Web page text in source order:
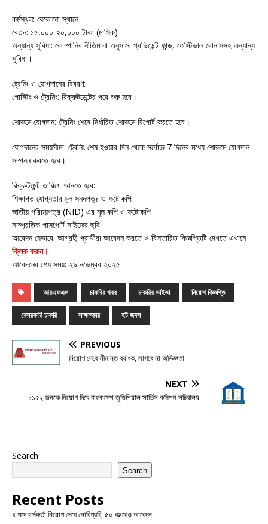
কর্মস্থল: যেকোনো স্থানে
বেতন: ১৫,০০০-২০,০০০ টাকা (মাসিক)
অন্যান্য সুবিধা: কোম্পানির নীতিমালা অনুসারে প্রভিডেন্ট ফান্ড, ফেস্টিভাল বোনাসসহ অন্যান্য
সুবিধা।
ট্রেনিং ও যোগদানের বিবরণ:
পোস্টিং ও ট্রেনিং: রিক্রুটমেন্টের পরে শুরু হবে।
শোরুমে যোগদান: ট্রেনিং শেষে নির্ধারিত শোরুমে রিপোর্ট করতে হবে।
যোগদানের সময়সীমা: ট্রেনিং শেষ হওয়ার দিন থেকে সর্বোচ্চ 7 দিনের মধ্যে শোরুমে যোগদান
সম্পন্ন করতে হবে।
রিক্রুটমেন্ট তারিখে আনতে হবে:
শিক্ষাগত যোগ্যতার মূল সনদপত্র ও ফটোকপি
জাতীয় পরিচয়পত্র (NID) এর মূল কপি ও ফটোকপি
সাম্প্রতিক পাসপোর্ট সাইজের ছবি
আবেদন যেভাবে: আগ্রহী প্রার্থীরা আবেদন করতে ও বিস্তারিত বিজ্ঞপ্তিটি দেখতে এখানে
ক্লিক করুন।
আবেদনের শেষ সময়: ২৯ নভেম্বর ২০২৫
আরএফএল চাকরির খবর চাকরির ভাইভা নিয়োগ বিজ্ঞপ্তি
বেসরকারি চাকরি সাক্ষাৎকার হট জবস
PREVIOUS
নিয়োগ দেবে সীমান্ত ব্যাংক, লাগবে না অভিজ্ঞতা
NEXT
১১৫২ জনকে নিয়োগ দিবে বাংলাদেশ জুডিশিয়াল সার্ভিস কমিশন সচিবালয়
Search
Search
Recent Posts
৪ পদে কর্মকর্তা নিয়োগ দেবে নোবিপ্রবি, ৫০ বছরেও আবেদন